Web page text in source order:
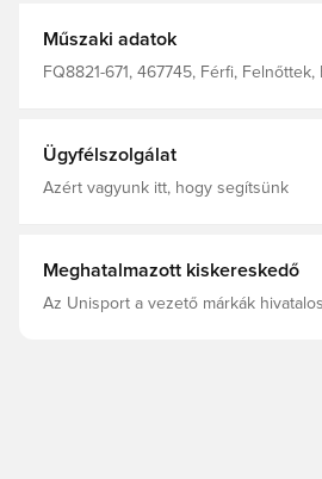
Műszaki adatok
FQ8821-671, 467745, Férfi,
Ügyfélszolgálat
Azért vagyunk itt, hogy segítsünk
Meghatalmazott kiskereskedő
Az Unisport a vezető márkák